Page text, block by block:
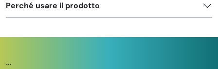
Perché usare il prodotto
...